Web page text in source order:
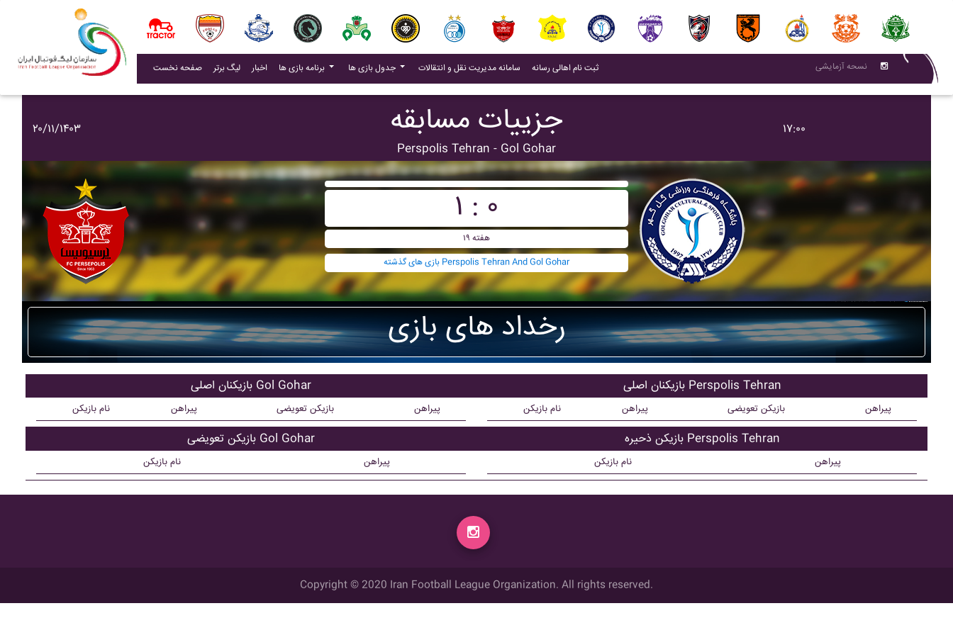
صفحه نخست لیگ برتر اخبار(current) برنامه بازی ها جدول بازی ها سامانه مدیریت نقل و انتقالات (current)
ثبت نام اهالی رسانه(current) نسحه آزمایشی
۲۰/۱۱/۱۴۰۳ جزییات مسابقه
Perspolis Tehran - Gol Gohar
۱۷:۰۰
۱ : ۰
هفته ۱۹
بازی های گذشته Perspolis Tehran And Gol Gohar
رخداد های بازی
بازیکنان اصلی Gol Gohar
نام بازیکن پیراهن بازیکن تعویضی پیراهن
بازیکن تعویضی Gol Gohar
نام بازیکن پیراهن
بازیکنان اصلی Perspolis Tehran
نام بازیکن پیراهن بازیکن تعویضی پیراهن
بازیکن ذحیره Perspolis Tehran
نام بازیکن پیراهن
Copyright © 2020 Iran Football League Organization. All rights reserved.